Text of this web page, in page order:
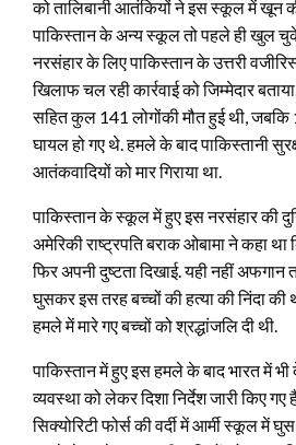
को तालिबानी आतंकियों ने इस स्कूल में खून
पाकिस्तान के अन्य स्कूल तो पहले ही खुल
नरसंहार के लिए पाकिस्तान के उत्तरी
ख‍िलाफ चल रही कार्रवाई को जिम्मेदार
सहित कुल 141 लोगोंकी मौत हुई थी, जबकि
घायल हो गए थे. हमले के बाद पाकिस्तानी
आतंकवादियों को मार गिराया था.
पाकिस्तान के स्कूल में हुए इस नरसंहार की
अमेरिकी राष्ट्रपति बराक ओबामा ने कहा
फिर अपनी दुष्टता दिखाई. यही नहीं अफगान
घुसकर इस तरह बच्चों की हत्या की निंदा की
हमले में मारे गए बच्चों को श्रद्धांजलि दी थी.
पाकिस्तान में हुए इस हमले के बाद भारत में
व्यवस्था को लेकर दिशा निर्देश जारी किए
सिक्योरिटी फोर्स की वर्दी में आर्मी स्कूल